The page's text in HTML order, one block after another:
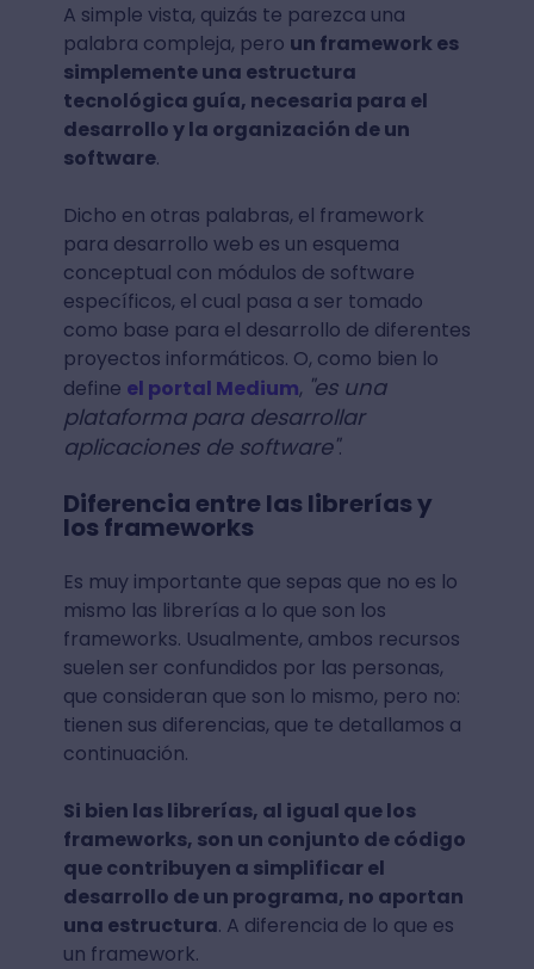
A simple vista, quizás te parezca una
palabra compleja, pero un framework es
simplemente una estructura
tecnológica guía, necesaria para el
desarrollo y la organización de un
software.
Dicho en otras palabras, el framework
para desarrollo web es un esquema
conceptual con módulos de software
específicos, el cual pasa a ser tomado
como base para el desarrollo de diferentes
proyectos informáticos. O, como bien lo
define el portal Medium, "es una
plataforma para desarrollar
aplicaciones de software".
Diferencia entre las librerías y
los frameworks
Es muy importante que sepas que no es lo
mismo las librerías a lo que son los
frameworks. Usualmente, ambos recursos
suelen ser confundidos por las personas,
que consideran que son lo mismo, pero no:
tienen sus diferencias, que te detallamos a
continuación.
Si bien las librerías, al igual que los
frameworks, son un conjunto de código
que contribuyen a simplificar el
desarrollo de un programa, no aportan
una estructura. A diferencia de lo que es
un framework.